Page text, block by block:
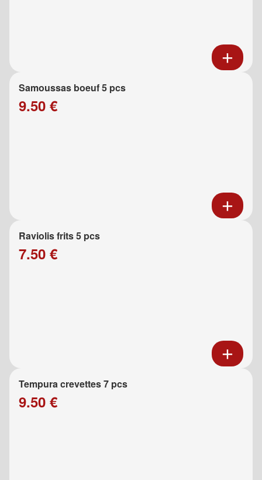
Samoussas boeuf 5 pcs
9.50 €
Raviolis frits 5 pcs
7.50 €
Tempura crevettes 7 pcs
9.50 €